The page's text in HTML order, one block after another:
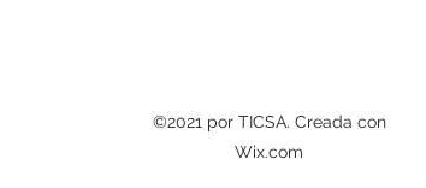
©2021 por TICSA. Creada con
Wix.com